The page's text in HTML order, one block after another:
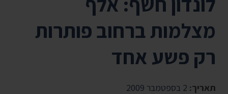
מצלמות ברחוב פותרות
רק פשע אחד
תאריך: